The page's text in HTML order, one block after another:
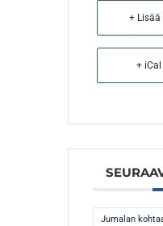
+ Lisää
+
Jumalan